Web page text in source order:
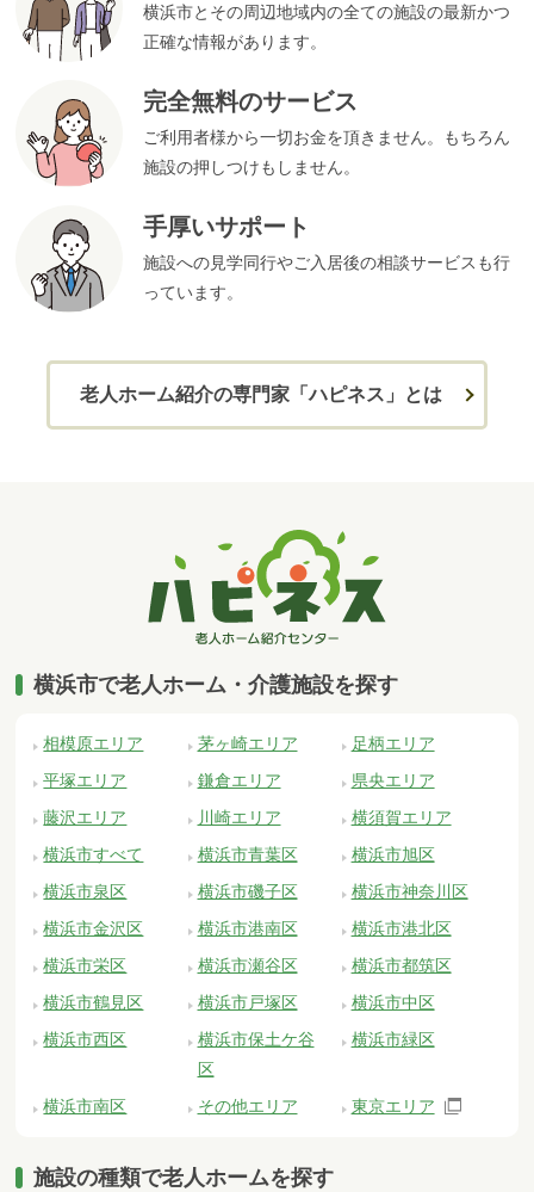
横浜市とその周辺地域内の全ての施設の最新かつ
正確な情報があります。
完全無料のサービス
ご利用者様から一切お金を頂きません。もちろん
施設の押しつけもしません。
手厚いサポート
施設への見学同行やご入居後の相談サービスも行
っています。
老人ホーム紹介の専門家「ハピネス」とは
横浜市で老人ホーム・介護施設を探す
相模原エリア 茅ヶ崎エリア
足柄エリア
平塚エリア
鎌倉エリア
県央エリア
藤沢エリア
川崎エリア
横須賀エリア
横浜市すべて
横浜市青葉区
横浜市旭区
横浜市泉区
横浜市磯子区
横浜市神奈川区
横浜市金沢区
横浜市港南区
横浜市港北区
横浜市栄区
横浜市瀬谷区
横浜市都筑区
横浜市鶴見区
横浜市戸塚区
横浜市中区
横浜市西区
横浜市保土ケ谷
区
横浜市緑区
横浜市南区 その他エリア 東京エリア
施設の種類で老人ホームを探す